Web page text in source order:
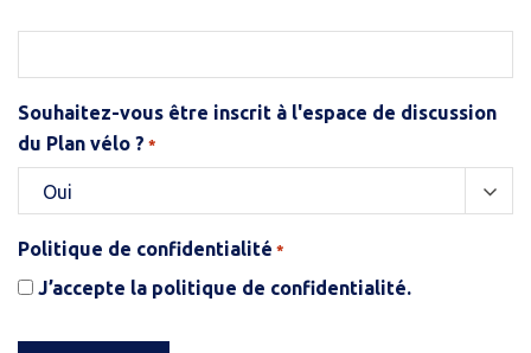
Souhaitez-vous être inscrit à l'espace de discussion
du Plan vélo ? *
Politique de confidentialité *
J’accepte la politique de confidentialité.